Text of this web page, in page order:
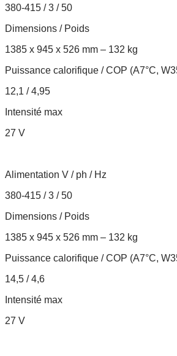
380-415 / 3 / 50
Dimensions / Poids
1385 x 945 x 526 mm – 132 kg
Puissance calorifique / COP (A7°C,
12,1 / 4,95
Intensité max
27 V
Alimentation V / ph / Hz
380-415 / 3 / 50
Dimensions / Poids
1385 x 945 x 526 mm – 132 kg
Puissance calorifique / COP (A7°C,
14,5 / 4,6
Intensité max
27 V